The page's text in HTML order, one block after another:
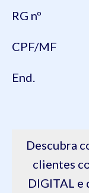
RG
CPF/
Descubra
clientes
DIGITAL e